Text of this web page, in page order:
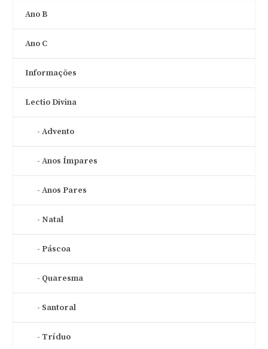
Ano B
Ano C
Informações
Lectio Divina
Advento
Anos Ímpares
Anos Pares
Natal
Páscoa
Quaresma
Santoral
Tríduo